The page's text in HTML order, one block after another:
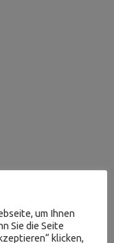
um Ihnen
Sie die Seite
klicken,